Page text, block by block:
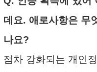
데요. 애로사항은 무
나요?
점차 강화되는 개인